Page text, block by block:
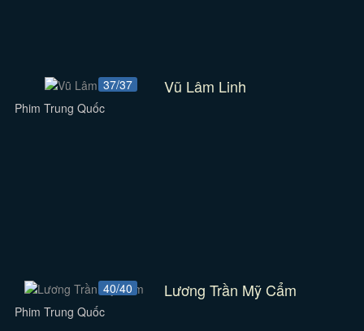
37/37 Vũ Lâm Linh
Phim Trung Quốc
40/40 Lương Trần Mỹ Cẩm
Phim Trung Quốc